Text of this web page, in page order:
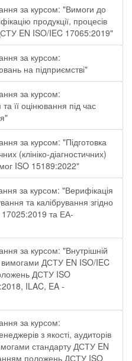
за курсом: "Вимоги до
продукції, процесів
EN ISO/IEC 17065:2019"
за курсом:
на підприємстві"
за курсом:
її оцінювання під час
за курсом: "Підготовка
(клініко-діагностичних)
ISO 15189:2022"
за курсом: "Верифікація
та калібрування згідно
та ЕА-
за курсом: "Внутрішній
вимогами ДСТУ EN ISO/IEC
ДСТУ ISO
ILAC, EA -
за курсом:
з якості, аудиторів
стандарту ДСТУ EN
положень ДСТУ ISO